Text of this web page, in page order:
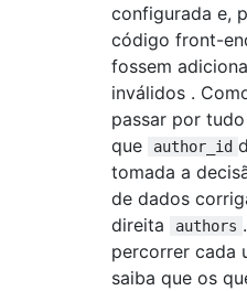
configurada e,
código front-
fossem
inválidos .
passar por
que
author_id
tomada a
de dados
direita
authors
percorrer cada
saiba que os